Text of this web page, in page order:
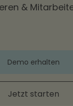
&
Demo erhalten
Jetzt starten